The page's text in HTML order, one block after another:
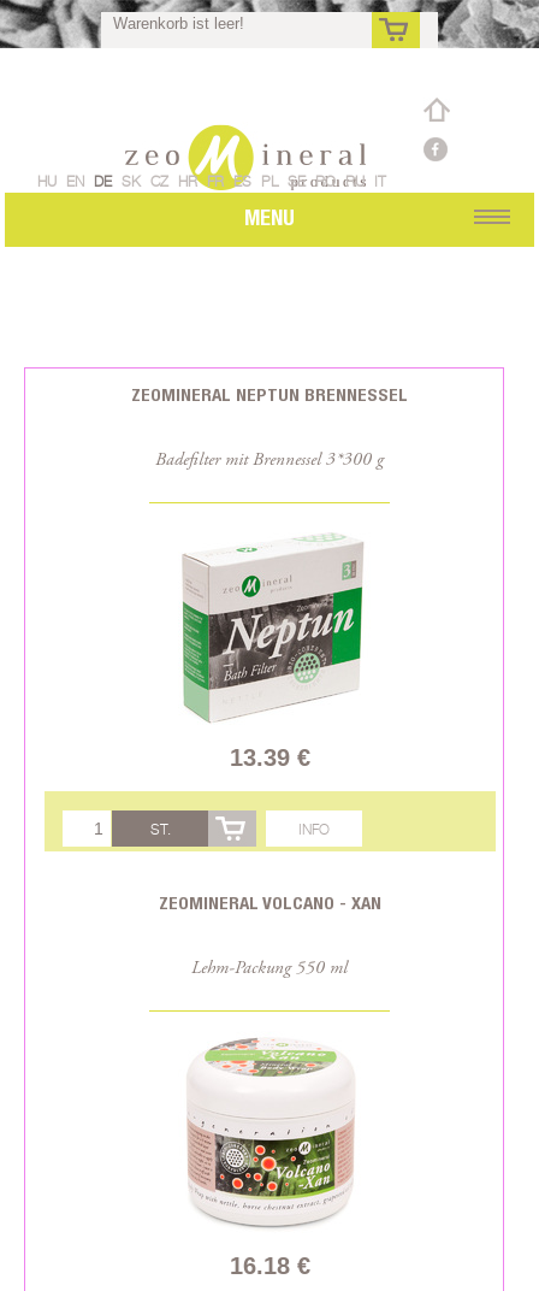
Warenkorb ist leer!
de
HU EN DE SK CZ HR FR ES PL SE RO RU IT
MENU
ZEOMINERAL NEPTUN BRENNESSEL
Badefilter mit Brennessel 3*300 g
13.39 €
ST. INFO
ZEOMINERAL VOLCANO - XAN
Lehm-Packung 550 ml
16.18 €